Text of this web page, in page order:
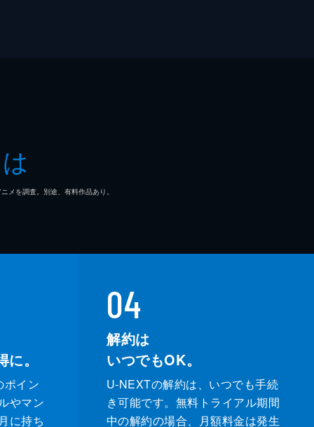
を調査。別途、有料作品あり。
。
ポイン
やマン
に持ち
04
解約は
いつでもOK。
U-NEXTの解約は、いつでも手続
き可能です。無料トライアル期間
中の解約の場合、月額料金は発生